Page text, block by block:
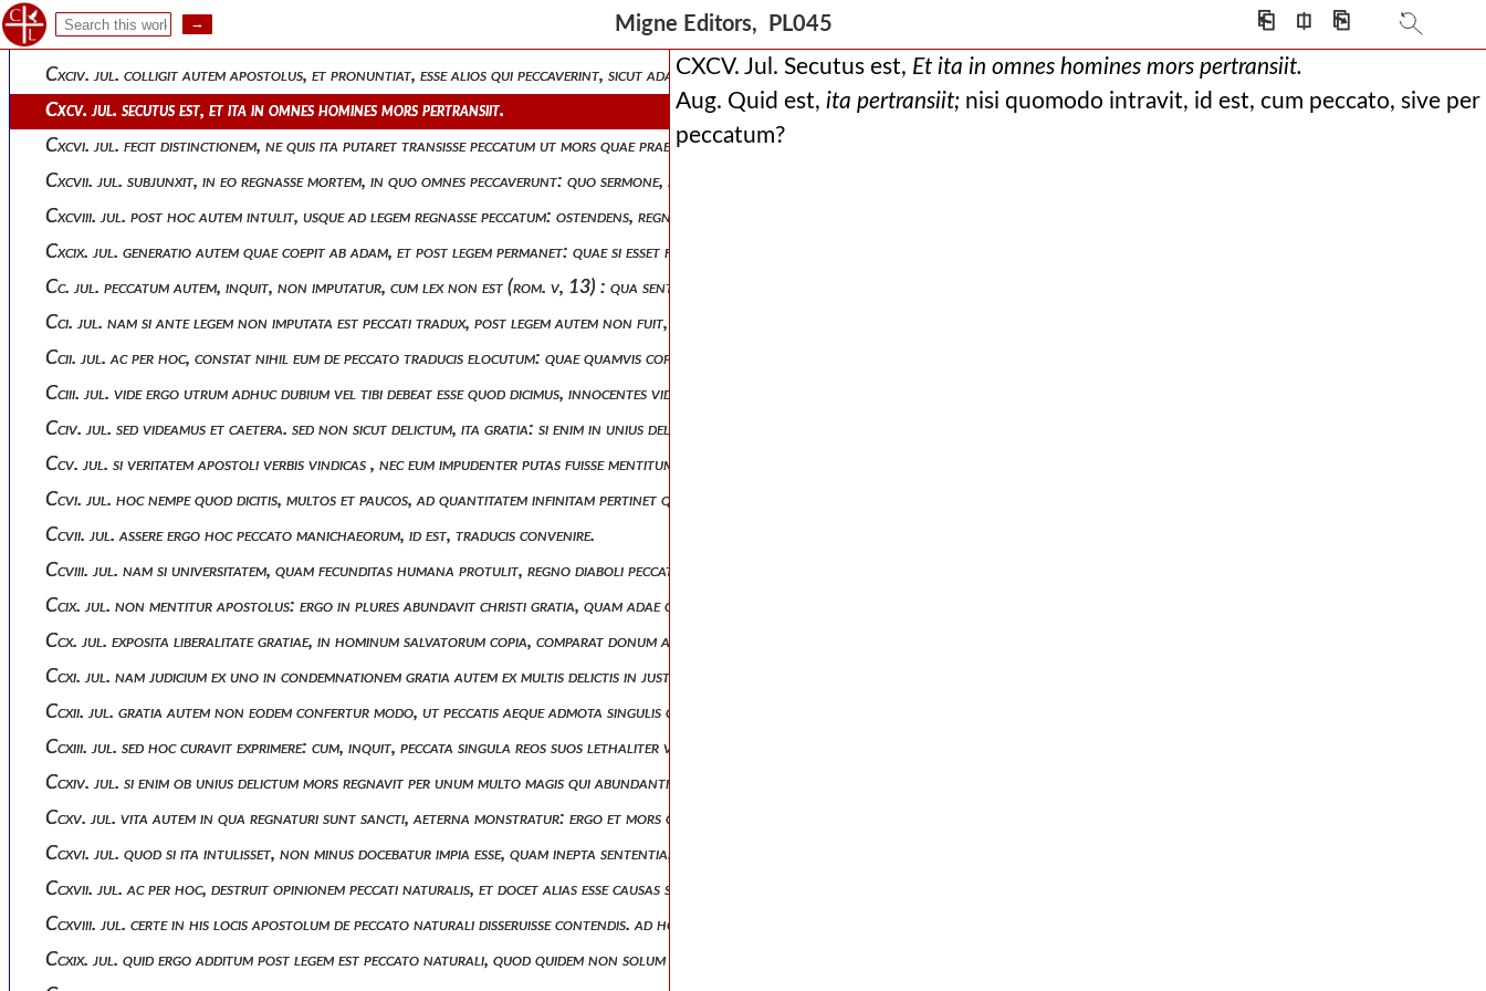
Migne Editors, PL045 ⎗ ⎅ ⎘
Cxciii. jul. quae divisio naturali peccato non potest convenire: quod si esset, omnes prorsus aequaliter colligaret nemo ergo esset cui malum hoc non
Cxciv. jul. colligit autem apostolus, et pronuntiat, esse alios qui peccaverint, sicut adam alios quos nec similitudo antiquae praevaricationis asper
Cxcv. jul. secutus est, et ita in omnes homines mors pertransiit.
Cxcvi. jul. fecit distinctionem, ne quis ita putaret transisse peccatum ut mors quae praecucurrit judicante justitia, secuta probaretur materias ulti
Cxcvii. jul. subjunxit, in eo regnasse mortem, in quo omnes peccaverunt: quo sermone, non nascentis ruina, sed opera agentis expressa est. approbavit
Cxcviii. jul. post hoc autem intulit, usque ad legem regnasse peccatum: ostendens, regnum peccati lata lege cecidisse.
Cxcix. jul. generatio autem quae coepit ab adam, et post legem permanet: quae si esset fons peccatorum et frutex diaboli, sicut tu argumentaris, non u
Cc. jul. peccatum autem, inquit, non imputatur, cum lex non est (rom. v, 13) : qua sententia, sicut et omnibus dictis suis, opinionem traducis interem
Cci. jul. nam si ante legem non imputata est peccati tradux, post legem autem non fuit, nunquam omnino quo noceret humano generi virus obtinuit. ante
Ccii. jul. ac per hoc, constat nihil eum de peccato traducis elocutum: quae quamvis copiosa essent, ad probandum nihil apostolum de naturali (quod ess
Cciii. jul. vide ergo utrum adhuc dubium vel tibi debeat esse quod dicimus, innocentes videlicet ante propriae voluntatis usum, rude opus dei, non pec
Cciv. jul. sed videamus et caetera. sed non sicut delictum, ita gratia: si enim in unius delicto multi mortui sunt, multo magis gratia dei et donum, i
Ccv. jul. si veritatem apostoli verbis vindicas , nec eum impudenter putas fuisse mentitum doce quemadmodum de naturali peccato dicenti haec sententi
Ccvi. jul. hoc nempe quod dicitis, multos et paucos, ad quantitatem infinitam pertinet quoniam in comparatione mutua, aut multitudo invenitur, aut pa
Ccvii. jul. assere ergo hoc peccato manichaeorum, id est, traducis convenire.
Ccviii. jul. nam si universitatem, quam fecunditas humana protulit, regno diaboli peccatum naturale transcripsit, et inde in extrema aetate mundi aliq
Ccix. jul. non mentitur apostolus: ergo in plures abundavit christi gratia, quam adae culpa, cujus imitatione dicuntur peccasse qui sub lege peccaveru
Ccx. jul. exposita liberalitate gratiae, in hominum salvatorum copia, comparat donum atque peccatum: et eruditissime ad laudem doni, applicat quod mul
Ccxi. jul. nam judicium ex uno in condemnationem gratia autem ex multis delictis in justificationem (rom. v, 16) : id est, peccata quidem quae gravia
Ccxii. jul. gratia autem non eodem confertur modo, ut peccatis aeque admota singulis crebro repetatur: sed infusa semel uno virtutis suae impetu atque
Ccxiii. jul. sed hoc curavit exprimere: cum, inquit, peccata singula reos suos lethaliter vulnerassent, innumerabiliter confossos homines haec gratia
Ccxiv. jul. si enim ob unius delictum mors regnavit per unum multo magis qui abundantiam gratiae et donum justitiae accipiunt, in vita regnabunt per
Ccxv. jul. vita autem in qua regnaturi sunt sancti, aeterna monstratur: ergo et mors quae iniquitatem voluntariam sequitur, aeterna credatur. itaque,
Ccxvi. jul. quod si ita intulisset, non minus docebatur impia esse, quam inepta sententia, qua et comparatio ipsa in diverso proposito personarum stol
Ccxvii. jul. ac per hoc, destruit opinionem peccati naturalis, et docet alias esse causas substantiae, alias voluntatis. ac ne intelligentia haec nost
Ccxviii. jul. certe in his locis apostolum de peccato naturali disseruisse contendis. ad hoc supra dixerat, usque ad legem fuisse, ut intelligeretur p
Ccxix. jul. quid ergo additum post legem est peccato naturali, quod quidem non solum prohibitum aut condemnatum, verum etiam nec leviter vituperatum a
CXCV. Jul. Secutus est, Et ita in omnes homines mors pertransiit.
Aug. Quid est, ita pertransiit;nisi quomodo intravit, id est, cum peccato, sive per
peccatum?